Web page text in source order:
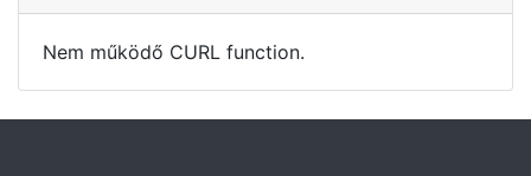
Nem működő CURL function.